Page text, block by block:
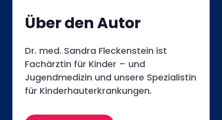
Über den Autor
Dr. med. Sandra Fleckenstein ist
Fachärztin für Kinder – und
Jugendmedizin und unsere Spezialistin
für Kinderhauterkrankungen.